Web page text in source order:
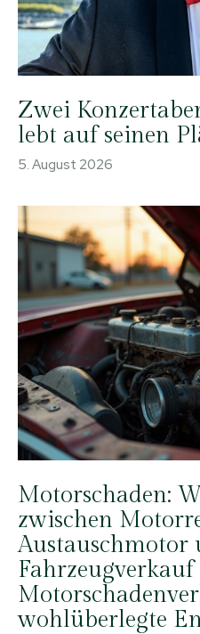
Zwei
lebt auf seinen
5. August 2026
Motorschaden:
zwischen
Austauschmotor
wohlüberlegte